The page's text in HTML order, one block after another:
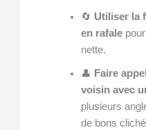
🔄 Utiliser la
en rafalepour
nette.
👤 Faire
voisin avec
plusieurs
de bons